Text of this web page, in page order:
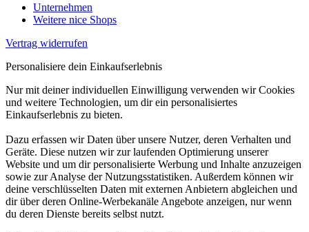
Unternehmen
Weitere nice Shops
Vertrag widerrufen
Personalisiere dein Einkaufserlebnis
Nur mit deiner individuellen Einwilligung verwenden wir Cookies
und weitere Technologien, um dir ein personalisiertes
Einkaufserlebnis zu bieten.
Dazu erfassen wir Daten über unsere Nutzer, deren Verhalten und
Geräte. Diese nutzen wir zur laufenden Optimierung unserer
Website und um dir personalisierte Werbung und Inhalte anzuzeigen
sowie zur Analyse der Nutzungsstatistiken. Außerdem können wir
deine verschlüsselten Daten mit externen Anbietern abgleichen und
dir über deren Online-Werbekanäle Angebote anzeigen, nur wenn
du deren Dienste bereits selbst nutzt.